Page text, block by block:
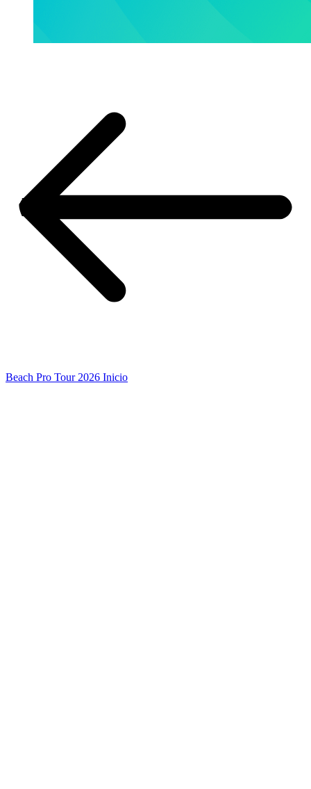
Beach Pro Tour 2026 Inicio